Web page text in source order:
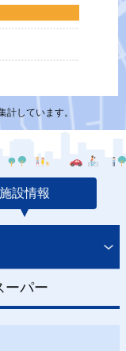
しています。
施設情報
ーパー